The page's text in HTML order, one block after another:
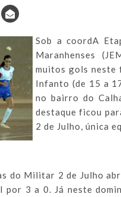
Sob a coordA
Maranhenses
muitos gols neste
Infanto (de 15 a
no bairro do
destaque ficou
2 de Julho, única
do Militar 2 de Julho
por 3 a 0. Já neste